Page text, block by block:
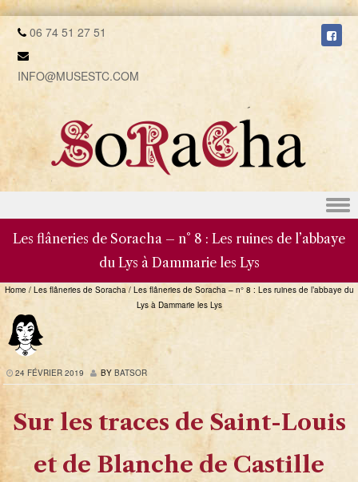
06 74 51 27 51
INFO@MUSESTC.COM
Skip to content
Les flâneries de Soracha – n° 8 : Les ruines de l’abbaye
du Lys à Dammarie les Lys
Home /Les flâneries de Soracha /Les flâneries de Soracha – n° 8 : Les ruines de l’abbaye du
Lys à Dammarie les Lys
24 FÉVRIER 2019 BY BATSOR
Sur les traces de Saint-Louis
et de Blanche de Castille